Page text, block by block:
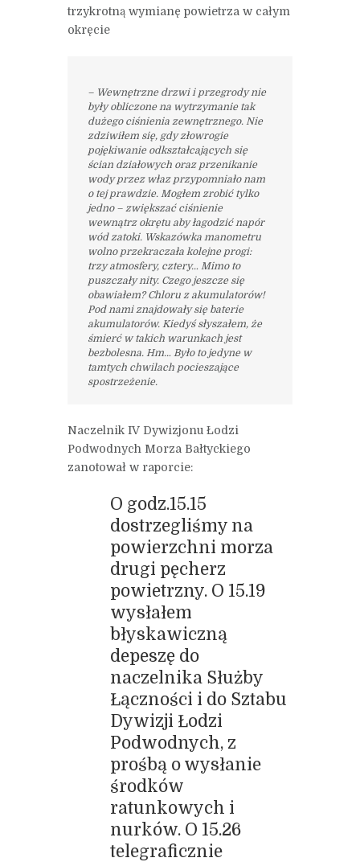
trzykrotną wymianę powietrza w całym
okręcie
– Wewnętrzne drzwi i przegrody nie
były obliczone na wytrzymanie tak
dużego ciśnienia zewnętrznego. Nie
zdziwiłem się, gdy złowrogie
pojękiwanie odkształcających się
ścian działowych oraz przenikanie
wody przez właz przypomniało nam
o tej prawdzie. Mogłem zrobić tylko
jedno – zwiększać ciśnienie
wewnątrz okrętu aby łagodzić napór
wód zatoki. Wskazówka manometru
wolno przekraczała kolejne progi:
trzy atmosfery, cztery… Mimo to
puszczały nity. Czego jeszcze się
obawiałem? Chloru z akumulatorów!
Pod nami znajdowały się baterie
akumulatorów. Kiedyś słyszałem, że
śmierć w takich warunkach jest
bezbolesna. Hm… Było to jedyne w
tamtych chwilach pocieszające
spostrzeżenie.
Naczelnik IV Dywizjonu Łodzi
Podwodnych Morza Bałtyckiego
zanotował w raporcie:
O godz.15.15
dostrzegliśmy na
powierzchni morza
drugi pęcherz
powietrzny. O 15.19
wysłałem
błyskawiczną
depeszę do
naczelnika Służby
Łączności i do Sztabu
Dywizji Łodzi
Podwodnych, z
prośbą o wysłanie
środków
ratunkowych i
nurków. O 15.26
telegraficznie